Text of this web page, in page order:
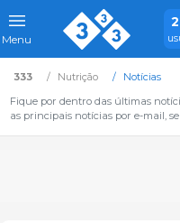
Menu
333 Nutrição
Notícias
Fique por dentro das últimas
as principais notícias por e-mail,